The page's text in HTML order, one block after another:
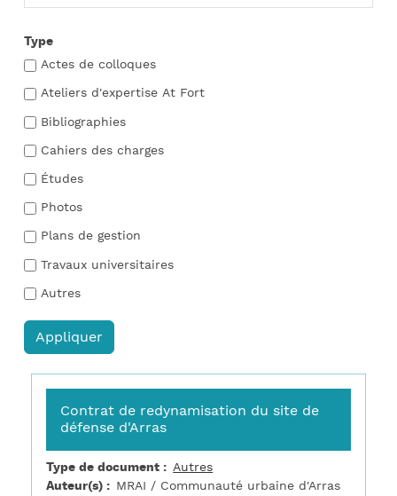
Type
Actes de colloques
Ateliers d'expertise At Fort
Bibliographies
Cahiers des charges
Études
Photos
Plans de gestion
Travaux universitaires
Autres
Contrat de redynamisation du site de
défense d'Arras
Type de document
Autres
Auteur(s)
MRAI / Communauté urbaine d'Arras